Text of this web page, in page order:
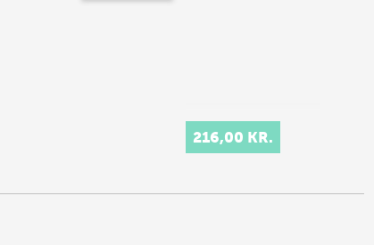
216,00 KR.